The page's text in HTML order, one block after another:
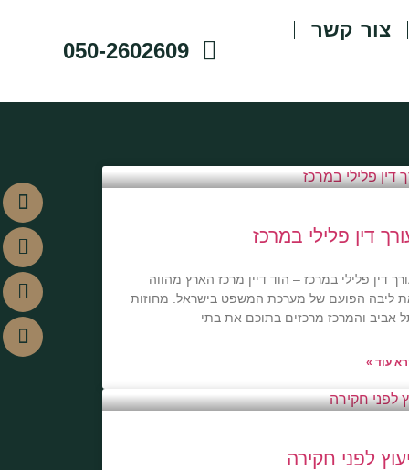
צור קשר
050-2602609
דין פלילי במרכז
דין פלילי במרכז – הוד דיין מרכז הארץ מהווה
ליבה הפועם של מערכת המשפט בישראל. מחוזות
אביב והמרכז מרכזים בתוכם את בתי
עוד »
לפני חקירה